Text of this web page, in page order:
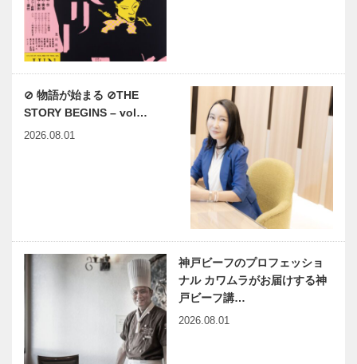
⊘ 物語が始まる ⊘THE
STORY BEGINS – vol…
2026.08.01
神戸ビーフのプロフェッショ
ナル カワムラがお届けする神
戸ビーフ講…
2026.08.01